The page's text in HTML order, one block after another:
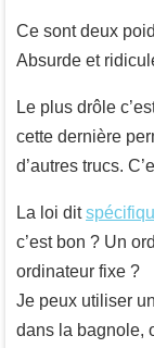
Ce sont deux
Absurde et
Le plus drôle
cette dernière
d’autres trucs.
La loi dit
c’est bon ? Un
ordinateur fixe ?
Je peux utiliser
dans la bagnole,